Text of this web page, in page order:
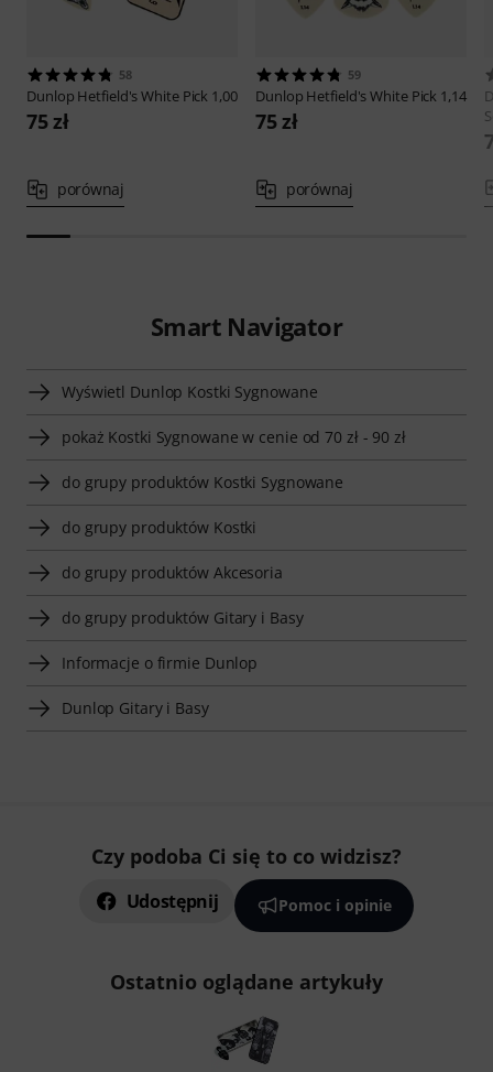
58
Dunlop Hetfield's White Pick 1,00
75 zł
porównaj
59
Dunlop Hetfield's White Pick 1,14
75 zł
porównaj
Smart Navigator
Wyświetl Dunlop Kostki Sygnowane
pokaż Kostki Sygnowane w cenie od 70 zł - 90 zł
do grupy produktów Kostki Sygnowane
do grupy produktów Kostki
do grupy produktów Akcesoria
do grupy produktów Gitary i Basy
Informacje o firmie Dunlop
Dunlop Gitary i Basy
Czy podoba Ci się to co widzisz?
Udostępnij Pomoc i opinie
Ostatnio oglądane artykuły